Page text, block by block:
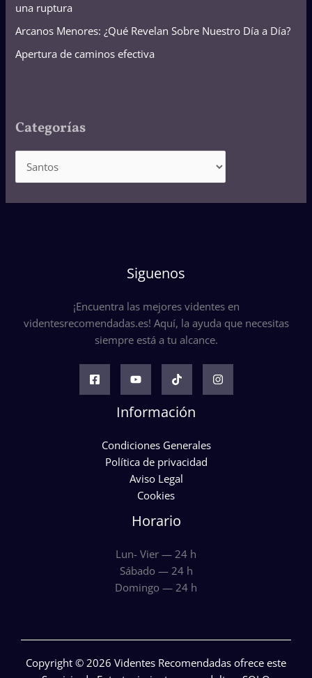
una ruptura
Arcanos Menores: ¿Qué Revelan Sobre Nuestro Día a Día?
Apertura de caminos efectiva
Categorías
Siguenos
¡Encuentra las mejores videntes en
videntesrecomendadas.es! Aquí, la ayuda que necesitas
siempre está a tu alcance.
Información
Condiciones Generales
Política de privacidad
Aviso Legal
Cookies
Horario
Lun- Vier — 24 h
Sábado — 24 h
Domingo — 24 h
Copyright © 2026 Videntes Recomendadas ofrece este